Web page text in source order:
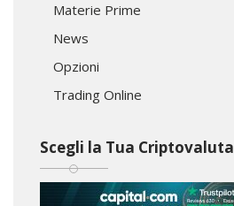
Materie Prime
News
Opzioni
Trading Online
Scegli la Tua Criptovaluta